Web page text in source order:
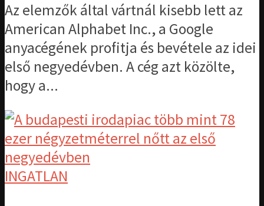
Az elemzők által vártnál kisebb lett az
American Alphabet Inc., a Google
anyacégének profitja és bevétele az idei
első negyedévben. A cég azt közölte,
hogy a...
INGATLAN